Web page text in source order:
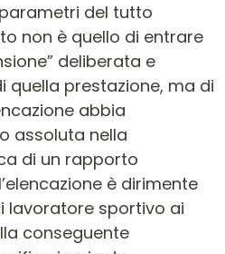
del tutto
non è quello di entrare
deliberata e
quella prestazione, ma di
abbia
assoluta nella
di un rapporto
è dirimente
lavoratore sportivo ai
conseguente